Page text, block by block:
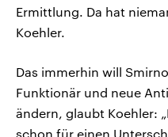
Ermittlung. Da hat
Koehler.
Das immerhin will
Funktionär und neue
ändern, glaubt Koehler:
schon für einen